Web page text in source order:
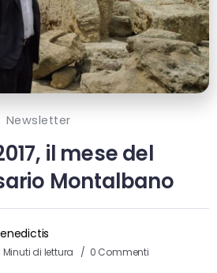
Newsletter
il mese del
Montalbano
Minuti di lettura 0 Commenti